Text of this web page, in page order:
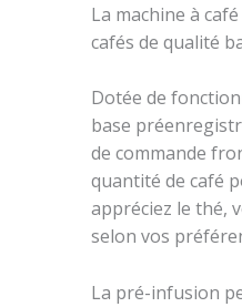
La machine à
cafés de qualité
Dotée de
base
de commande
quantité de café
appréciez le thé,
selon vos
La pré-infusion